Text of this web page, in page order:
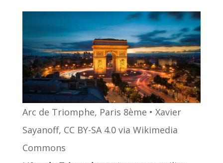
Arc de Triomphe, Paris 8ème • Xavier
Sayanoff, CC BY-SA 4.0 via Wikimedia
Commons